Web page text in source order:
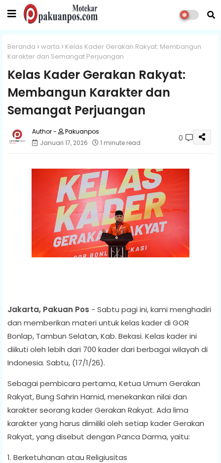
Beranda warta
Kelas Kader Gerakan Rakyat: Membangun
Karakter dan Semangat Perjuangan
Kelas Kader Gerakan Rakyat:
Membangun Karakter dan
Semangat Perjuangan
Pakuanpos
Januari 17, 2026
1 minute read 0
Jakarta, Pakuan Pos - Sabtu pagi ini, kami menghadiri
dan memberikan materi untuk kelas kader di GOR
Bonlap, Tambun Selatan, Kab. Bekasi. Kelas kader ini
diikuti oleh lebih dari 700 kader dari berbagai wilayah di
Indonesia. Sabtu, (17/1/26).
Sebagai pembicara pertama, Ketua Umum Gerakan
Rakyat, Bung Sahrin Hamid, menekankan nilai dan
karakter seorang kader Gerakan Rakyat. Ada lima
karakter yang harus dimiliki oleh setiap kader Gerakan
Rakyat, yang disebut dengan Panca Darma, yaitu:
1. Berketuhanan atau Religiusitas